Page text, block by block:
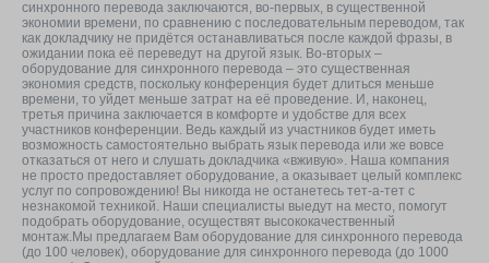
синхронного перевода заключаются, во-первых, в существенной
экономии времени, по сравнению с последовательным переводом, так
как докладчику не придётся останавливаться после каждой фразы, в
ожидании пока её переведут на другой язык. Во-вторых –
оборудование для синхронного перевода – это существенная
экономия средств, поскольку конференция будет длиться меньше
времени, то уйдет меньше затрат на её проведение. И, наконец,
третья причина заключается в комфорте и удобстве для всех
участников конференции. Ведь каждый из участников будет иметь
возможность самостоятельно выбрать язык перевода или же вовсе
отказаться от него и слушать докладчика «вживую». Наша компания
не просто предоставляет оборудование, а оказывает целый комплекс
услуг по сопровождению! Вы никогда не останетесь тет-а-тет с
незнакомой техникой. Наши специалисты выедут на место, помогут
подобрать оборудование, осуществят высококачественный
монтаж.Мы предлагаем Вам оборудование для синхронного перевода
(до 100 человек), оборудование для синхронного перевода (до 1000